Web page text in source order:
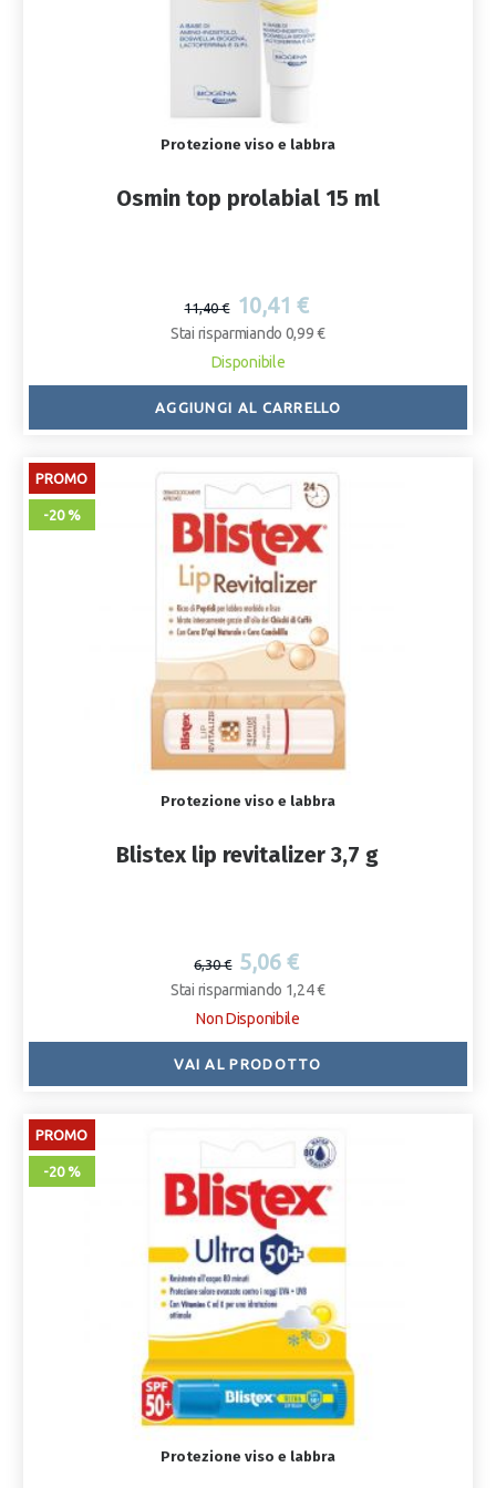
Protezione viso e labbra
Osmin top prolabial 15 ml
11,40 € 10,41 €
Stai risparmiando 0,99 €
Disponibile
AGGIUNGI AL CARRELLO
PROMO
-20 %
Protezione viso e labbra
Blistex lip revitalizer 3,7 g
6,30 € 5,06 €
Stai risparmiando 1,24 €
Non Disponibile
VAI AL PRODOTTO
PROMO
-20 %
Protezione viso e labbra